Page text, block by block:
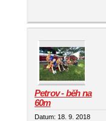
Petrov - běh na
60m
Datum: 18. 9. 2018